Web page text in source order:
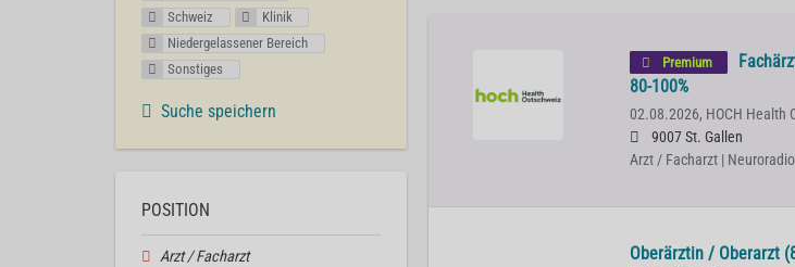
Premium
80-100%
02.08.2026, HOCH Health
9007 St. Gallen
Arzt / Facharzt |
Oberärztin / Oberarzt
Schweiz
Klinik
Niedergelassener Bereich
Sonstiges
Suche speichern
POSITION
Arzt / Facharzt